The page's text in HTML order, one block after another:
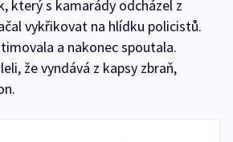
který s kamarády odcházel z
vykřikovat na hlídku policistů.
a nakonec spoutala.
že vyndává z kapsy zbraň,